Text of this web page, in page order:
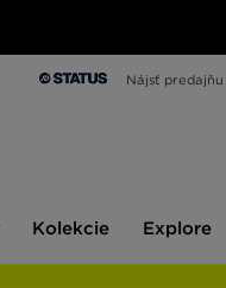
Nájsť predajňu
Kolekcie Explore